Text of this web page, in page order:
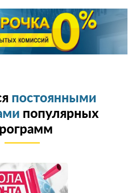
постоянными
популярных